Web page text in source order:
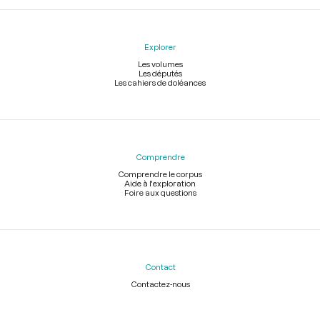
Explorer
Les volumes
Les députés
Les cahiers de doléances
Comprendre
Comprendre le corpus
Aide à l'exploration
Foire aux questions
Contact
Contactez-nous